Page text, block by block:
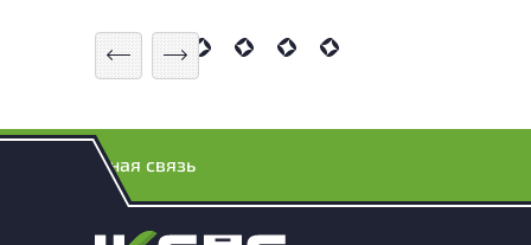
Обратная связь